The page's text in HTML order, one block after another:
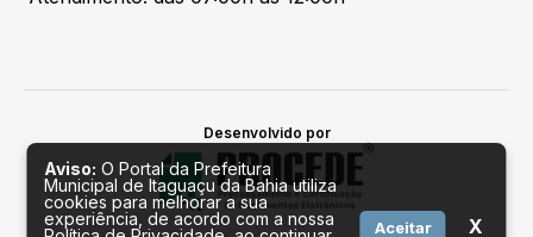
Desenvolvido por
Aviso: O Portal da Prefeitura
Municipal de Itaguaçu da Bahia utiliza
cookies para melhorar a sua
experiência, de acordo com a nossa
Aceitar X